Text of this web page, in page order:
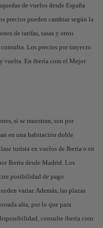
de vuelos desde España
precios pueden cambiar según la
de tarifas, tasas y otros
Los precios por trayecto
vuelta. En iberia.com el Mejor
si se muestran, son por
en una habitación doble
turista en vuelos de Iberia o en
Iberia desde Madrid. Los
posibilidad de pago
variar. Además, las plazas
alta, por lo que para
consulte iberia.com.